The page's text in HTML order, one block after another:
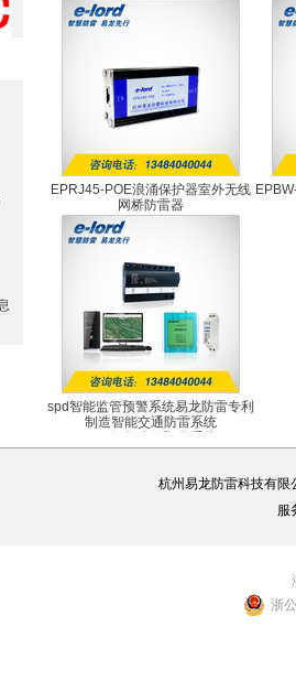
EPRJ45-POE浪涌保护器室外无线
网桥防雷器
EPRJ45-POE
spd智能监管预警系统易龙防雷专利
制造智能交通防雷系统
SPD智能监管预警系统
杭州易龙防雷科技有限
服
浙